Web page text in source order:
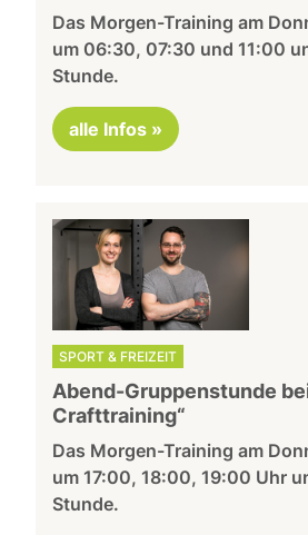
Das Morgen-Training am
um 06:30, 07:30 und 11:00
Stunde.
alle Infos »
SPORT & FREIZEIT
Abend-Gruppenstunde
Crafttraining“
Das Morgen-Training am
um 17:00, 18:00, 19:00 Uhr
Stunde.